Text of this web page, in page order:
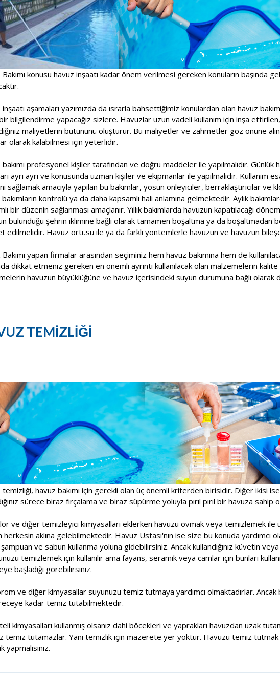
konusu havuz inşaatı kadar önem verilmesi gereken konuların başında
aşamaları yazımızda da ısrarla bahsettiğimiz konulardan olan havuz
bilgilendirme yapacağız sizlere. Havuzlar uzun vadeli kullanım için inşa
maliyetlerin bütününü oluşturur. Bu maliyetler ve zahmetler göz önüne
olarak kalabilmesi için yeterlidir.
profesyonel kişiler tarafından ve doğru maddeler ile yapılmalıdır. Günlük
ayrı ayrı ve konusunda uzman kişiler ve ekipmanlar ile yapılmalıdır. Kullanım
sağlamak amacıyla yapılan bu bakımlar, yosun önleyiciler, berraklaştırıcılar
kontrolü ya da daha kapsamlı hali anlamına gelmektedir. Aylık
bir düzenin sağlanması amaçlanır. Yıllık bakımlarda havuzun kapatılacağı
bulunduğu şehrin iklimine bağlı olarak tamamen boşaltma ya da boşaltmadan
edilmelidir. Havuz örtüsü ile ya da farklı yöntemlerle havuzun ve havuzun
yapan firmalar arasından seçiminiz hem havuz bakımına hem de
dikkat etmeniz gereken en önemli ayrıntı kullanılacak olan malzemelerin kalite
havuzun büyüklüğüne ve havuz içerisindeki suyun durumuna bağlı olarak
TEMİZLİĞİ
havuz bakımı için gerekli olan üç önemli kriterden birisidir. Diğer ikisi
sürece biraz fırçalama ve biraz süpürme yoluyla pırıl pırıl bir havuza sahip
ve diğer temizleyici kimyasalları eklerken havuzu ovmak veya temizlemek ile
herkesin aklına gelebilmektedir. Havuz Ustası'nın ise size bu konuda yardımcı
ve sabun kullanma yoluna gidebilirsiniz. Ancak kullandığınız küvetin
temizlemek için kullanılır ama fayans, seramik veya camlar için bunları
başladığı görebilirsiniz.
ve diğer kimyasallar suyunuzu temiz tutmaya yardımcı olmaktadırlar.
kadar temiz tutabilmektedir.
kimyasalları kullanmış olsanız dahi böcekleri ve yaprakları havuzdan uzak
temiz tutamazlar. Yani temizlik için mazerete yer yoktur. Havuzu temiz tutmak
yapmalısınız.